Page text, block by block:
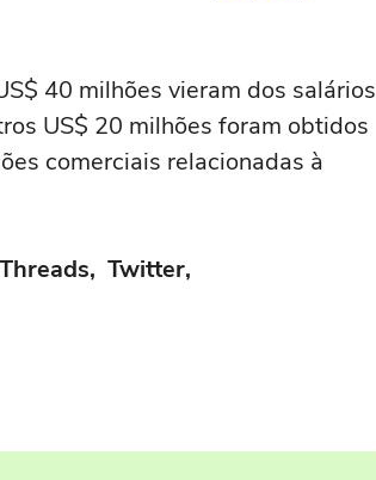
40 milhões vieram dos salários
US$ 20 milhões foram obtidos
comerciais relacionadas à
Twitter,